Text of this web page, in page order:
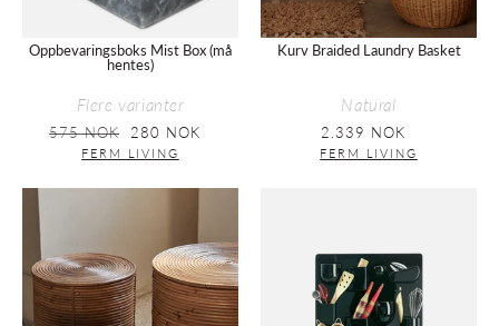
Oppbevaringsboks Mist Box (må
hentes)
Flere varianter
Vanlig
575 NOK Salgspris
280 NOK
FERM LIVING
Kurv Braided Laundry Basket
Natural
Vanlig
pris
2.339 NOK
FERM LIVING
Storage
-
sett
II
svart